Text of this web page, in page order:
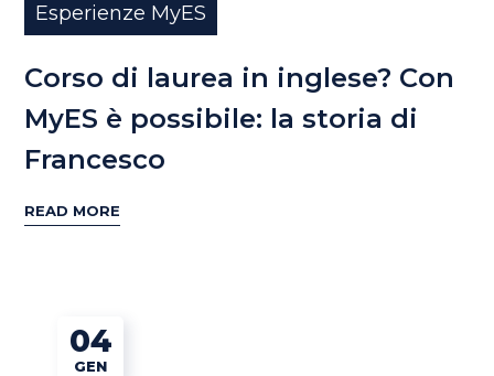
Esperienze MyES
Corso di laurea in inglese? Con
MyES è possibile: la storia di
Francesco
READ MORE
04
GEN